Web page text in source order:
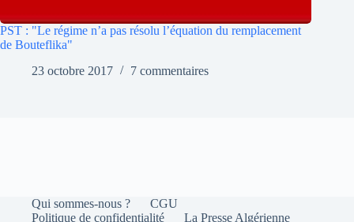
PST : "Le régime n’a pas résolu l’équation du remplacement
de Bouteflika"
23 octobre 2017
7 commentaires
Qui sommes-nous ?
CGU
Politique de confidentialité
La Presse Algérienne